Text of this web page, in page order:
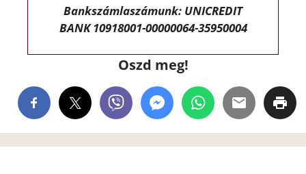
Bankszámlaszámunk: UNICREDIT
BANK 10918001-00000064-35950004
Oszd meg!